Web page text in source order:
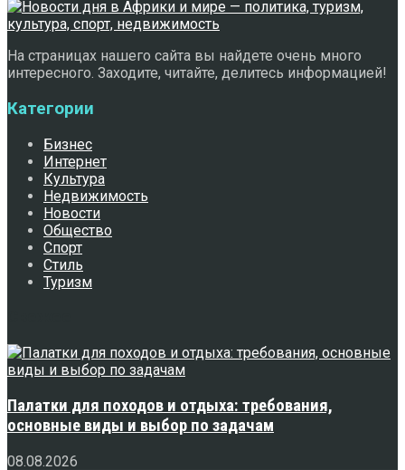
На страницах нашего сайта вы найдете очень много
интересного. Заходите, читайте, делитесь информацией!
Категории
Бизнес
Интернет
Культура
Недвижимость
Новости
Общество
Спорт
Стиль
Туризм
Палатки для походов и отдыха: требования,
основные виды и выбор по задачам
08.08.2026